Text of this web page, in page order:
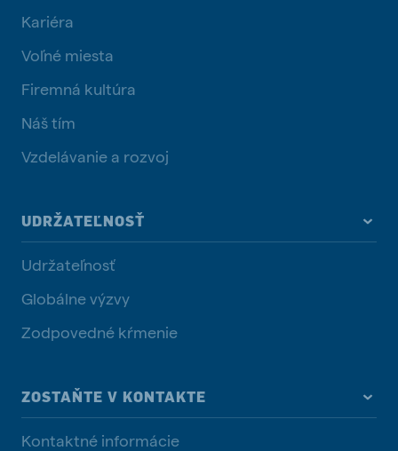
Kariéra
Voľné miesta
Firemná kultúra
Náš tím
Vzdelávanie a rozvoj
UDRŽATEĽNOSŤ
Udržateľnosť
Globálne výzvy
Zodpovedné kŕmenie
ZOSTAŇTE V KONTAKTE
Kontaktné informácie